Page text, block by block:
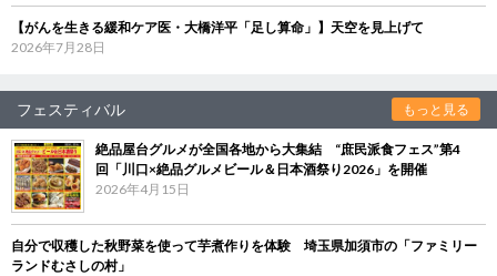
【がんを生きる緩和ケア医・大橋洋平「足し算命」】天空を見上げて
2026年7月28日
フェスティバル もっと見る
絶品屋台グルメが全国各地から大集結 “庶民派食フェス”第4
回「川口×絶品グルメビール＆日本酒祭り2026」を開催
2026年4月15日
自分で収穫した秋野菜を使って芋煮作りを体験 埼玉県加須市の「ファミリー
ランドむさしの村」